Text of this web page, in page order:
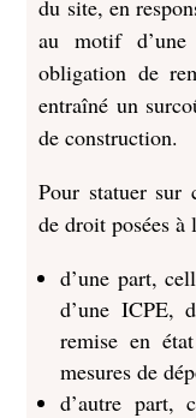
du site, en
au motif
obligation de
entraîné un
de construction.
Pour statuer sur
de droit posées à
d’une part,
d’une ICPE,
remise en
mesures de
d’autre part,